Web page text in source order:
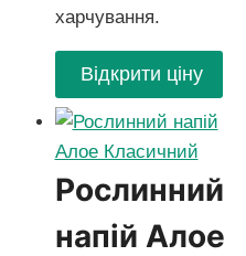
харчування.
Відкрити ціну
Рослинний
напій Алое